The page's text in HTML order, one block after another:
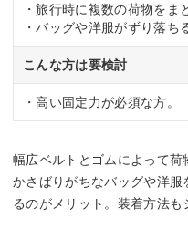
・旅行時に複数の荷物をま
・バッグや洋服がずり落ち
こんな方は要検討
・高い固定力が必須な方。
幅広ベルトとゴムによって荷
かさばりがちなバッグや洋
るのがメリット。装着方法も